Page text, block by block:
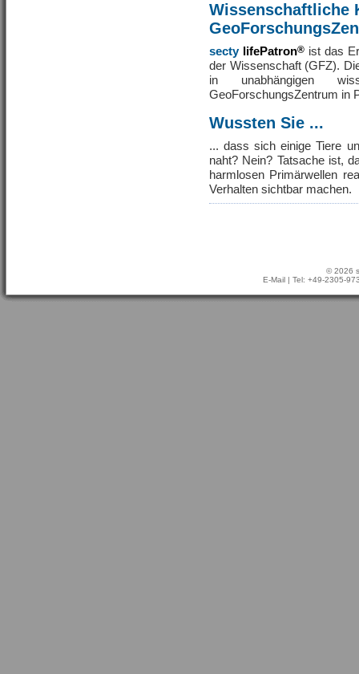
Wissenschaftliche
secty lifePatron® ist das
der Wissenschaft (GFZ).
in unabhängigen
GeoForschungsZentrum in
Wussten Sie ...
... dass sich einige Tiere
naht? Nein? Tatsache ist,
harmlosen Primärwellen
Verhalten sichtbar machen.
© 2026
E-Mail | Tel: +49-2305-